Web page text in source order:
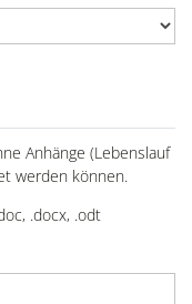
Anhänge (Lebenslauf
werden können.
.docx, .odt